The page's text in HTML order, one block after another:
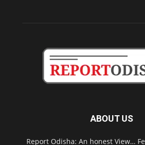
ABOUT US
Report Odisha: An honest View…